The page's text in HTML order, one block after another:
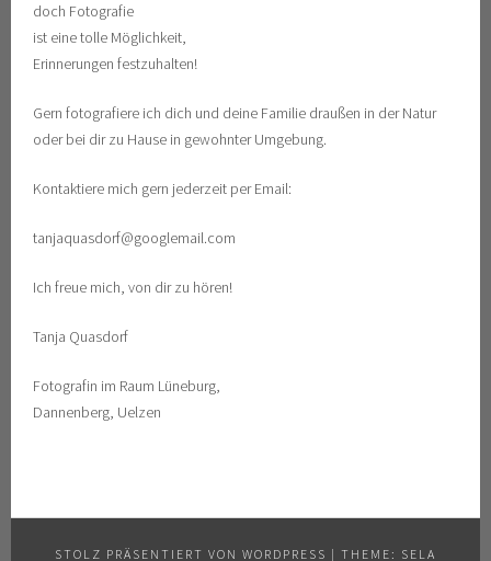
doch Fotografie
ist eine tolle Möglichkeit,
Erinnerungen festzuhalten!
Gern fotografiere ich dich und deine Familie draußen in der Natur
oder bei dir zu Hause in gewohnter Umgebung.
Kontaktiere mich gern jederzeit per Email:
tanjaquasdorf@googlemail.com
Ich freue mich, von dir zu hören!
Tanja Quasdorf
Fotografin im Raum Lüneburg,
Dannenberg, Uelzen
STOLZ PRÄSENTIERT VON WORDPRESS | THEME: SELA